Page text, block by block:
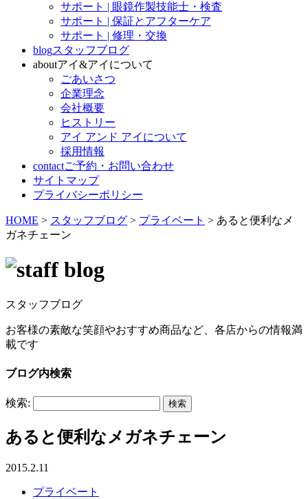
サポート | 眼鏡作製技能士・検査
サポート | 保証とアフターケア
サポート | 修理・交換
blogスタッフブログ
aboutアイ&アイについて
ごあいさつ
企業理念
会社概要
ヒストリー
アイ アンド アイについて
採用情報
contactご予約・お問い合わせ
サイトマップ
プライバシーポリシー
HOME > スタッフブログ > プライベート > あると便利なメ
ガネチェーン
スタッフブログ
お客様の素敵な笑顔やおすすめ商品など、各店からの情報満
載です
ブログ内検索
検索:
あると便利なメガネチェーン
2015.2.11
プライベート